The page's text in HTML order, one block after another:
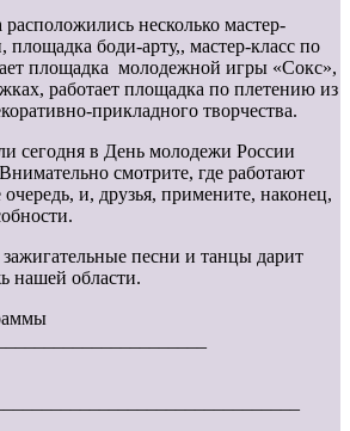
несколько мастер-
площадка боди-арту,, мастер-класс по
площадка молодежной игры «Сокс»,
работает площадка по плетению из
прикладного творчества.
сегодня в День молодежи России
смотрите, где работают
и, друзья, примените, наконец,
песни и танцы дарит
нашей области.